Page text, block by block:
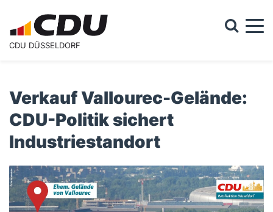
CDU DÜSSELDORF
Verkauf Vallourec-Gelände:
CDU-Politik sichert
Industriestandort